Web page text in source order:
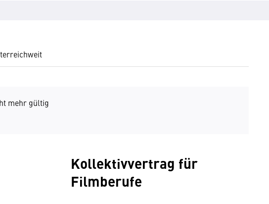
mehr gültig
Kollektivvertrag für
Filmberufe